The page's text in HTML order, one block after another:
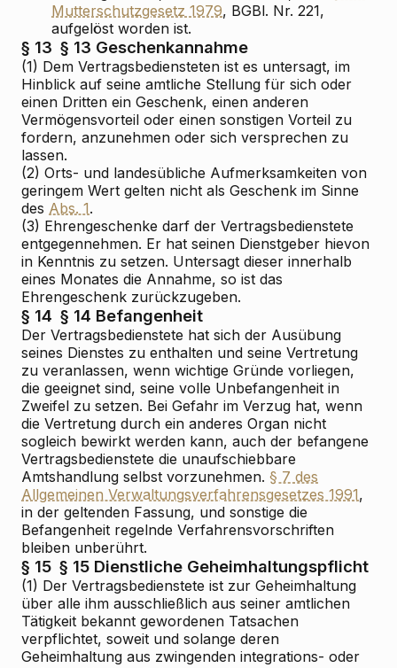
Mutterschutzgesetz 1979, BGBl. Nr. 221,
aufgelöst worden ist.
§ 13 § 13 Geschenkannahme
(1) Dem Vertragsbediensteten ist es untersagt, im
Hinblick auf seine amtliche Stellung für sich oder
einen Dritten ein Geschenk, einen anderen
Vermögensvorteil oder einen sonstigen Vorteil zu
fordern, anzunehmen oder sich versprechen zu
lassen.
(2) Orts- und landesübliche Aufmerksamkeiten von
geringem Wert gelten nicht als Geschenk im Sinne
des Abs. 1.
(3) Ehrengeschenke darf der Vertragsbedienstete
entgegennehmen. Er hat seinen Dienstgeber hievon
in Kenntnis zu setzen. Untersagt dieser innerhalb
eines Monates die Annahme, so ist das
Ehrengeschenk zurückzugeben.
§ 14 § 14 Befangenheit
Der Vertragsbedienstete hat sich der Ausübung
seines Dienstes zu enthalten und seine Vertretung
zu veranlassen, wenn wichtige Gründe vorliegen,
die geeignet sind, seine volle Unbefangenheit in
Zweifel zu setzen. Bei Gefahr im Verzug hat, wenn
die Vertretung durch ein anderes Organ nicht
sogleich bewirkt werden kann, auch der befangene
Vertragsbedienstete die unaufschiebbare
Amtshandlung selbst vorzunehmen. § 7 des
Allgemeinen Verwaltungsverfahrensgesetzes 1991,
in der geltenden Fassung, und sonstige die
Befangenheit regelnde Verfahrensvorschriften
bleiben unberührt.
§ 15 § 15 Dienstliche Geheimhaltungspflicht
(1) Der Vertragsbedienstete ist zur Geheimhaltung
über alle ihm ausschließlich aus seiner amtlichen
Tätigkeit bekannt gewordenen Tatsachen
verpflichtet, soweit und solange deren
Geheimhaltung aus zwingenden integrations- oder